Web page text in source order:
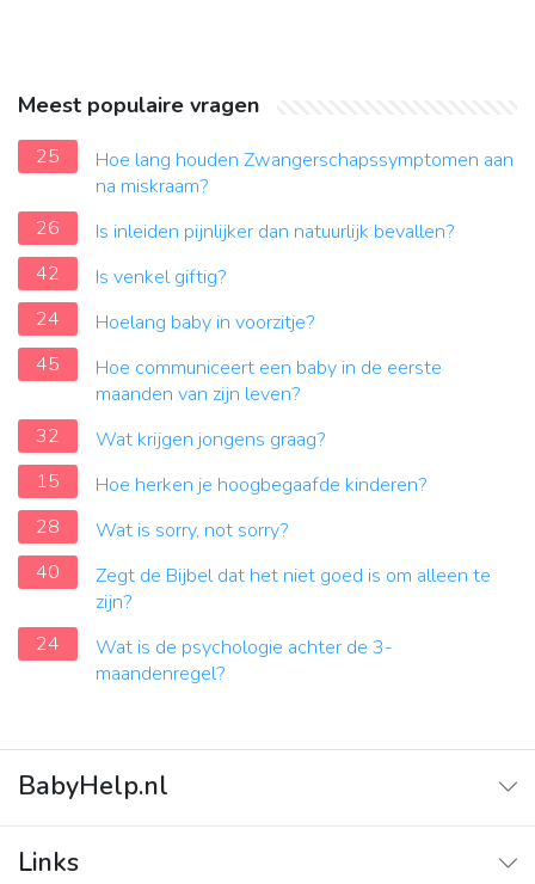
Meest populaire vragen
25
Hoe lang houden Zwangerschapssymptomen aan
na miskraam?
26
Is inleiden pijnlijker dan natuurlijk bevallen?
42
Is venkel giftig?
24
Hoelang baby in voorzitje?
45
Hoe communiceert een baby in de eerste
maanden van zijn leven?
32
Wat krijgen jongens graag?
15
Hoe herken je hoogbegaafde kinderen?
28
Wat is sorry, not sorry?
40
Zegt de Bijbel dat het niet goed is om alleen te
zijn?
24
Wat is de psychologie achter de 3-
maandenregel?
BabyHelp.nl
Vraag & Antwoord
Links